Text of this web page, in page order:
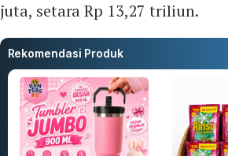
juta, setara Rp 13,27 triliun.
Rekomendasi Produk